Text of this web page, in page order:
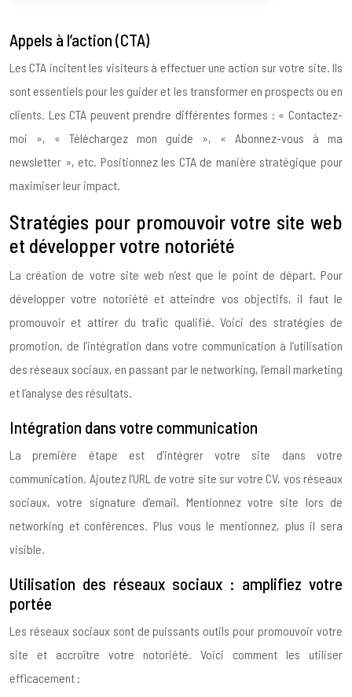
Appels à l’action (CTA)
Les CTA incitent les visiteurs à effectuer une action sur votre site. Ils
sont essentiels pour les guider et les transformer en prospects ou en
clients. Les CTA peuvent prendre différentes formes : « Contactez-
moi », « Téléchargez mon guide », « Abonnez-vous à ma
newsletter », etc. Positionnez les CTA de manière stratégique pour
maximiser leur impact.
Stratégies pour promouvoir votre site web
et développer votre notoriété
La création de votre site web n’est que le point de départ. Pour
développer votre notoriété et atteindre vos objectifs, il faut le
promouvoir et attirer du trafic qualifié. Voici des stratégies de
promotion, de l’intégration dans votre communication à l’utilisation
des réseaux sociaux, en passant par le networking, l’email marketing
et l’analyse des résultats.
Intégration dans votre communication
La première étape est d’intégrer votre site dans votre
communication. Ajoutez l’URL de votre site sur votre CV, vos réseaux
sociaux, votre signature d’email. Mentionnez votre site lors de
networking et conférences. Plus vous le mentionnez, plus il sera
visible.
Utilisation des réseaux sociaux : amplifiez votre
portée
Les réseaux sociaux sont de puissants outils pour promouvoir votre
site et accroître votre notoriété. Voici comment les utiliser
efficacement :